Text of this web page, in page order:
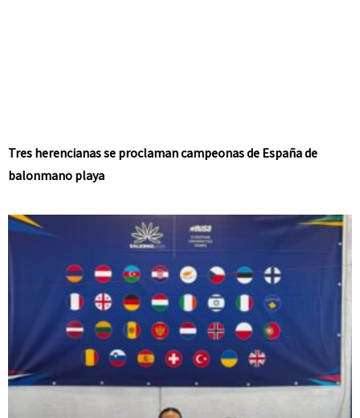
Tres herencianas se proclaman campeonas de España de
balonmano playa